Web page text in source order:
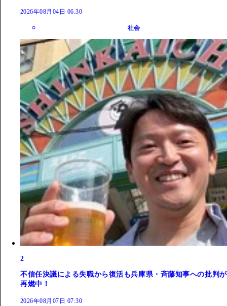
2026年08月04日 06:30
社会
2
不信任決議による失職から復活も兵庫県・斉藤知事への批判が
再燃中！
2026年08月07日 07:30